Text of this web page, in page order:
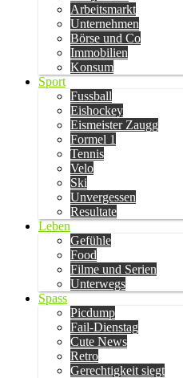
Arbeitsmarkt
Unternehmen
Börse und Co
Immobilien
Konsum
Sport
Fussball
Eishockey
Eismeister Zaugg
Formel 1
Tennis
Velo
Ski
Unvergessen
Resultate
Leben
Gefühle
Food
Filme und Serien
Unterwegs
Spass
Picdump
Fail-Dienstag
Cute News
Retro
Gerechtigkeit siegt